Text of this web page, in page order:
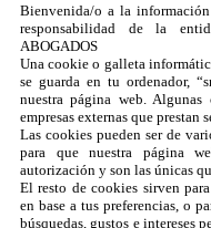
Bienvenida/o a la
responsabilidad de la
ABOGADOS
Una cookie o galleta
se guarda en tu ordenador,
nuestra página web.
empresas externas que prestan
Las cookies pueden ser de
para que nuestra página
autorización y son las únicas
El resto de cookies sirven
en base a tus preferencias, o
búsquedas, gustos e intereses